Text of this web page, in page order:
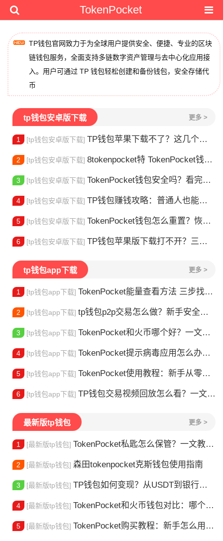
TokenPocket
TP钱包官网致力于为全球用户提供安全、便捷、专业的区块
链钱包服务，全面支持多链数字资产管理与去中心化应用接
入。用户可通过 TP 钱包轻松创建和备份钱包，安全存储代
币
tp钱包安卓版下载 更多 >
1 [tp钱包安卓版下载] TP钱包苹果下载不了？这几个原因你得知道
2 [tp钱包安卓版下载] 8tokenpocket特 TokenPocket钱包特色功能详解，新手老手都该知道
3 [tp钱包安卓版下载] TokenPocket钱包安全吗？看完这篇你就懂了
4 [tp钱包安卓版下载] TP钱包赚钱攻略：普通人也能做的几种方式
5 [tp钱包安卓版下载] TokenPocket钱包怎么重置？恢复出厂设置方法详解
6 [tp钱包安卓版下载] TP钱包苹果版下载打不开？三步解决下载问题
tp钱包app下载 更多 >
1 [tp钱包app下载] TokenPocket能量查看方法 三步找到TRX能量余额
2 [tp钱包app下载] tp钱包p2p交易怎么做？新手安全指南
3 [tp钱包app下载] TokenPocket和火币哪个好？一文帮你理清选择
4 [tp钱包app下载] TokenPocket提示病毒应用怎么办？原因全解析
5 [tp钱包app下载] TokenPocket使用教程：新手从零学会钱包操作
6 [tp钱包app下载] TP钱包交易视频回放怎么看？一文教你轻松找回
最新版tp钱包 更多 >
1 [最新版tp钱包] TokenPocket私匙怎么保管？一文教你守住钱包资产
2 [最新版tp钱包] 森田tokenpocket克斯钱包使用指南
3 [最新版tp钱包] TP钱包如何变现？从USDT到银行卡的完整攻略
4 [最新版tp钱包] TokenPocket和火币钱包对比：哪个更适合你？
5 [最新版tp钱包] TokenPocket购买教程：新手怎么用TP钱包买币